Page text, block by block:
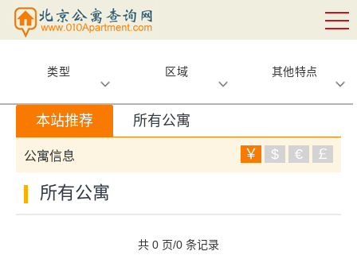
类型 区域 其他特点
本站推荐 所有公寓
公寓信息 ￥ $ € ￡
所有公寓
共 0 页/0 条记录